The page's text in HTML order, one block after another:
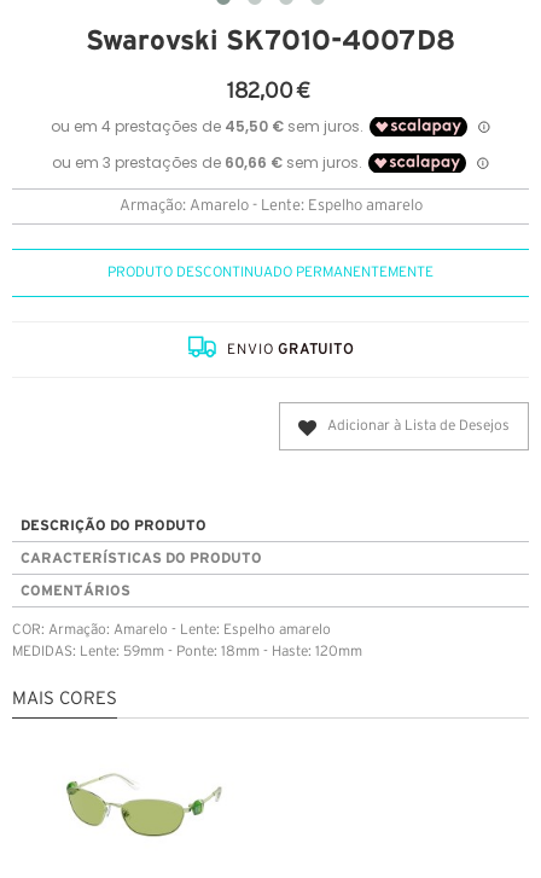
Swarovski SK7010-4007D8
182,00 €
Armação: Amarelo - Lente: Espelho amarelo
PRODUTO DESCONTINUADO PERMANENTEMENTE
ENVIOGRATUITO
Adicionar à Lista de Desejos
DESCRIÇÃO DO PRODUTO
CARACTERÍSTICAS DO PRODUTO
COMENTÁRIOS
COR: Armação: Amarelo - Lente: Espelho amarelo
MEDIDAS: Lente: 59mm - Ponte: 18mm - Haste: 120mm
MAIS CORES